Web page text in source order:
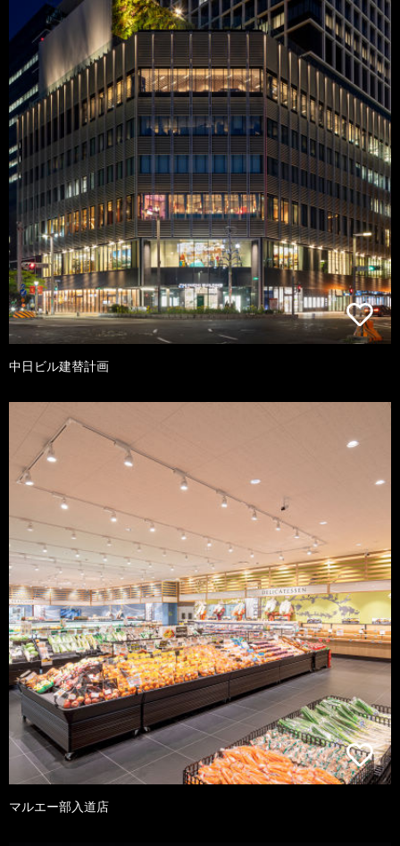
中日ビル建替計画
マルエー部入道店